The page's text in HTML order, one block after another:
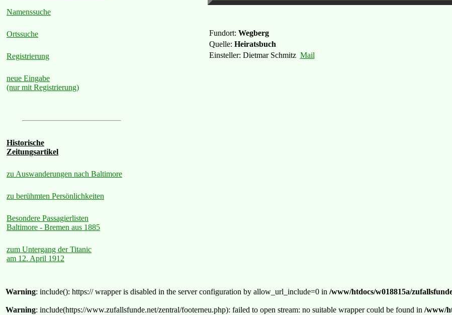
Namenssuche
Ortssuche
Registrierung
neue Eingabe
(nur mit Registrierung)
Historische
Zeitungsartikel
zu Auswanderungen nach Baltimore
zu berühmten Persönlichkeiten
Besondere Passagierlisten
Baltimore - Bremen aus 1885
zum Untergang der Titanic
am 12. April 1912
Fundort: Wegberg
Quelle: Heiratsbuch
Einsteller: Dietmar Schmitz Mail
Warning: include(): https:// wrapper is disabled in the server configuration by allow_url_include=0 in /www/htdocs/w018815a/
Warning: include(https://www.zufallsfunde.net/zentral/footerneu.php): failed to open stream: no suitable wrapper could be found in /www/